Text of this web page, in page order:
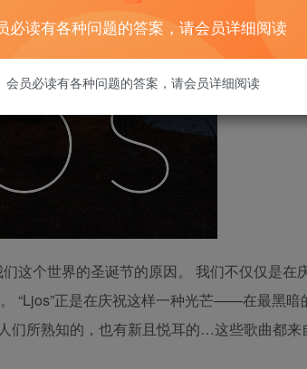
这个世界的圣诞节的原因。 我们不仅仅是在
“Ljos”正是在庆祝这样一种光芒——在最黑暗
们所熟知的，也有新且悦耳的…这些歌曲都来
必读有各种问题的答案，请会员详细阅读
会员必读有各种问题的答案，请会员详细阅读